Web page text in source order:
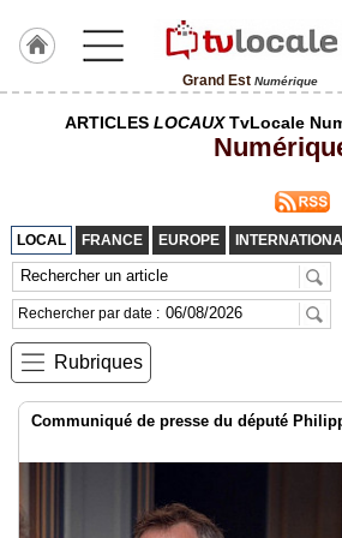
Grand Est Numérique
Est
TvLocale
France
Accueil
RUBRIQUES
Agenda
Gazette
ARTICLES LOCAUXTvLocale
LOCAL FRANCE EUROPE
Rechercher par date :
Rubriques
Communiqué de presse du député